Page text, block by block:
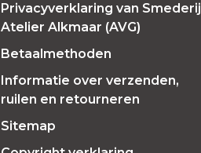
Privacyverklaring van Smederij
Atelier Alkmaar (AVG)
Betaalmethoden
Informatie over verzenden,
ruilen en retourneren
Sitemap